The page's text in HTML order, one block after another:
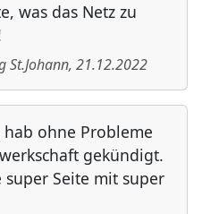
was das Netz zu
St.Johann, 21.12.2022
hab ohne Probleme
gekündigt.
Seite mit super